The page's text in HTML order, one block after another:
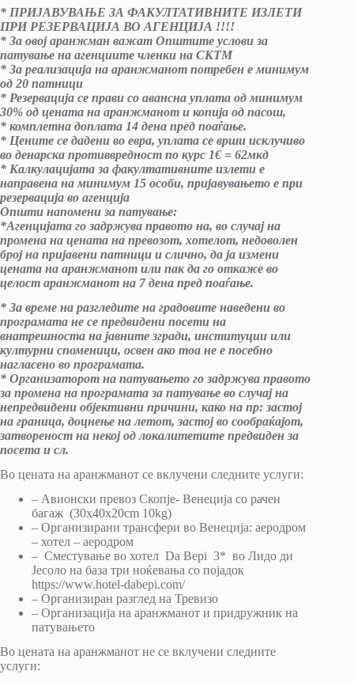
* ПРИЈАВУВАЊЕ ЗА ФАКУЛТАТИВНИТЕ ИЗЛЕТИ
ПРИ РЕЗЕРВАЦИЈА ВО АГЕНЦИЈА !!!!
* За овој аранжман важат Општите услови за
патување на агенциите членки на СКТМ
* За реализација на аранжманот потребен е минимум
од 20 патници
* Резервација се прави со авансна уплата од минимум
30% од цената на аранжманот и копија од пасош,
* комплетна доплата 14 дена пред поаѓање.
* Цените се дадени во евра, уплата се врши исклучиво
во денарска противвредност по курс 1€ = 62мкд
* Калкулацијата за факултативните излети е
направена нa минимум 15 особи, пријавувањето е при
резервација во агенција
Општи напомени за патување:
*Агенцијата го задржува правото на, во случај на
промена на цената на превозот, хотелот, недоволен
број на пријавени патници и слично, да ја измени
цената на аранжманот или пак да го откаже во
целост аранжманот на 7 дена пред поаѓање.
* За време на разгледите на градовите наведени во
програмата не се предвидени посети на
внатрешноста на јавните згради, институции или
културни споменици, освен ако тоа не е посебно
нагласено во програмата.
* Организаторот на патувањето го задржува правото
за промена на програмата за патување во случај на
непредвидени објективни причини, како на пр: застој
на граница, доцнење на летот, застој во сообраќајот,
затвореност на некој од локалитетите предвиден за
посета и сл.
Во цената на аранжманот се вклучени следните услуги:
– Авионски превоз Скопје- Венеција со рачен
багаж (30x40x20cm 10kg)
– Организирани трансфери во Венеција: аеродром
– хотел – аеродром
– Сместување во хотел Da Bepi 3* во Лидо ди
Јесоло на база три ноќевања со појадок
https://www.hotel-dabepi.com/
– Организиран разглед на Тревизо
– Организација на аранжманот и придружник на
патувањето
Во цената на аранжманот не се вклучени следните
услуги: